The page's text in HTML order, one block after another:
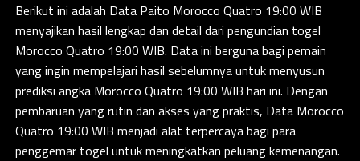
Berikut ini adalah Data Paito Morocco Quatro 19:00 WIB
menyajikan hasil lengkap dan detail dari pengundian togel
Morocco Quatro 19:00 WIB. Data ini berguna bagi pemain
yang ingin mempelajari hasil sebelumnya untuk menyusun
prediksi angka Morocco Quatro 19:00 WIB hari ini. Dengan
pembaruan yang rutin dan akses yang praktis, Data Morocco
Quatro 19:00 WIB menjadi alat terpercaya bagi para
penggemar togel untuk meningkatkan peluang kemenangan.